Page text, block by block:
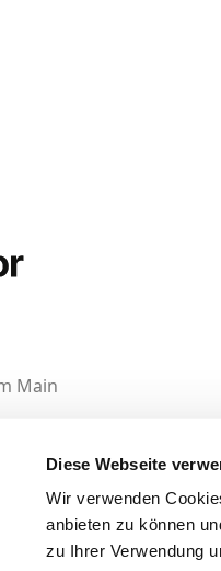
Diese Webseite
Wir verwenden
anbieten zu können
zu Ihrer Verwendung
Main